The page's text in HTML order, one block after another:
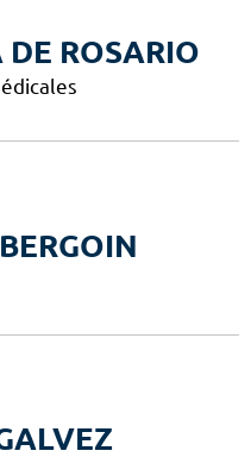
ROSARIO